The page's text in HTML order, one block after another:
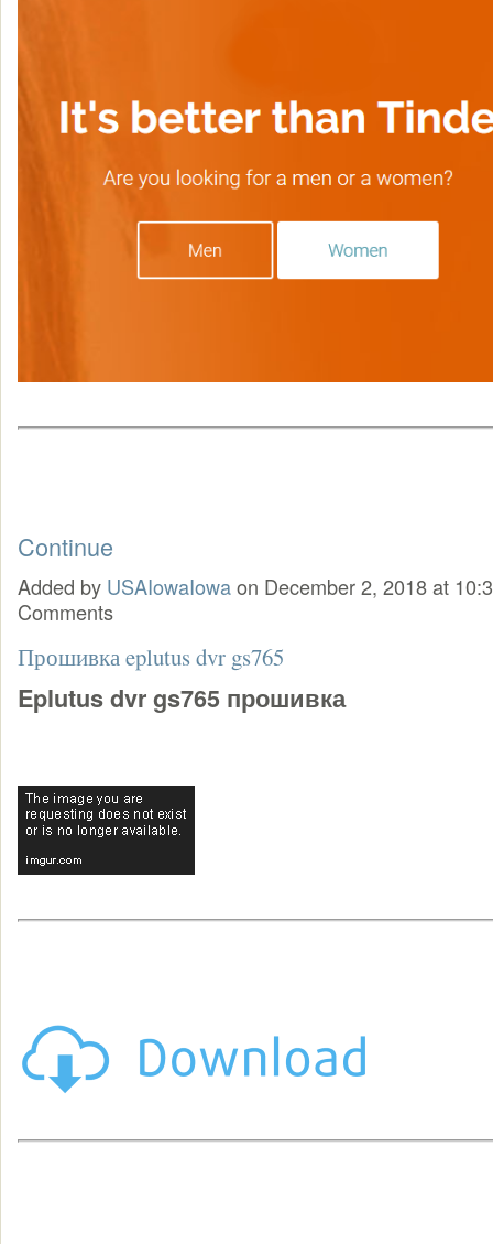
Continue
Added by USAIowaIowaon December 2, 2018 at
Comments
Прошивка eplutus dvr gs765
Eplutus dvr gs765 прошивка